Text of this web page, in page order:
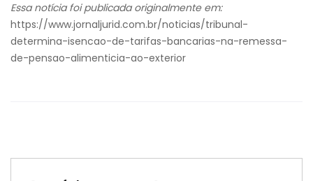
Essa notícia foi publicada originalmente em:
https://www.jornaljurid.com.br/noticias/tribunal-
determina-isencao-de-tarifas-bancarias-na-remessa-
de-pensao-alimenticia-ao-exterior